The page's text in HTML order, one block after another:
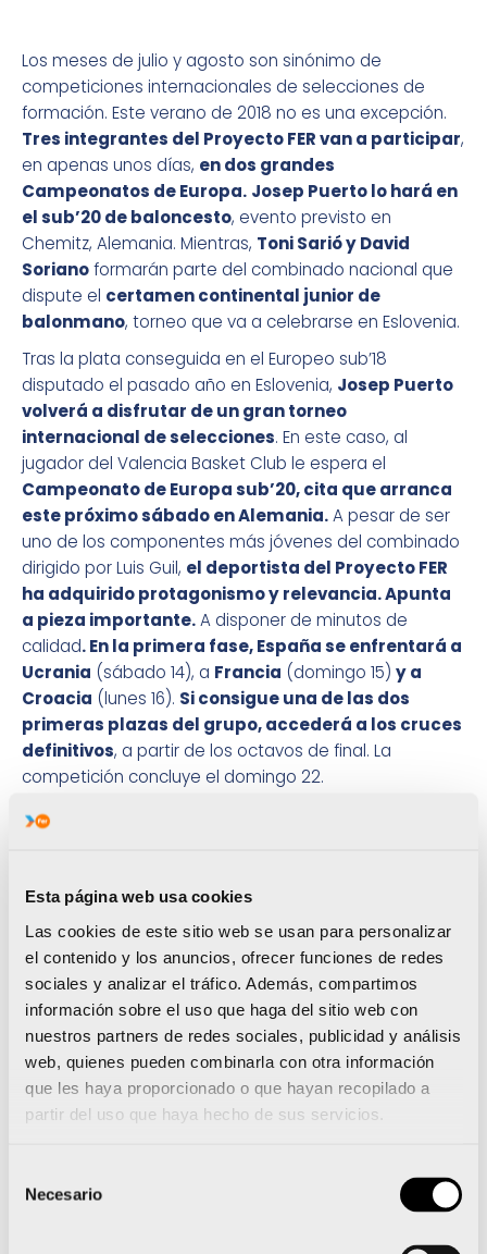
Esta página web usa cookies
Las cookies de este sitio web se usan para personalizar
el contenido y los anuncios, ofrecer funciones de redes
sociales y analizar el tráfico. Además, compartimos
información sobre el uso que haga del sitio web con
nuestros partners de redes sociales, publicidad y análisis
web, quienes pueden combinarla con otra información
que les haya proporcionado o que hayan recopilado a
partir del uso que haya hecho de sus servicios.
Necesario
Los meses de julio y agosto son sinónimo de
competiciones internacionales de selecciones de
formación. Este verano de 2018 no es una excepción.
Tres integrantes del Proyecto FER van a participar,
en apenas unos días, en dos grandes
Campeonatos de Europa. Josep Puerto lo hará en
el sub’20 de baloncesto, evento previsto en
Chemitz, Alemania. Mientras, Toni Sarió y David
Sorianoformarán parte del combinado nacional que
dispute el certamen continental junior de
balonmano, torneo que va a celebrarse en Eslovenia.
Tras la plata conseguida en el Europeo sub’18
disputado el pasado año en Eslovenia, Josep Puerto
volverá a disfrutar de un gran torneo
internacional de selecciones. En este caso, al
jugador del Valencia Basket Club le espera el
Campeonato de Europa sub’20, cita que arranca
este próximo sábado en Alemania.A pesar de ser
uno de los componentes más jóvenes del combinado
dirigido por Luis Guil, el deportista del Proyecto FER
ha adquirido protagonismo y relevancia. Apunta
a pieza importante.A disponer de minutos de
calidad. En la primera fase, España se enfrentará a
Ucrania (sábado 14), a Francia (domingo 15) y a
Croacia (lunes 16). Si consigue una de las dos
primeras plazas del grupo, accederá a los cruces
definitivos, a partir de los octavos de final. La
competición concluye el domingo 22.
“Estoy muy ilusionado por volver a disputar un
a estas alturas ya estamos con ganas de descansar,
repetir la sensación de subir a un podio”, explica
Josep Puerto.
Del baloncesto al balonmano. Los jugadores del
Proyecto FERToni Sarió y David Soriano descuentan
las jornadas para empezar a participar en el
Campeonato de Europa junior de balonmano.
Será del 19 al 29 de julio en Eslovenia.Ambos
pasado verano, cuando se convirtieron en
subcampeones del mundo juveniles en Georgia.
“En nuestro deporte, un